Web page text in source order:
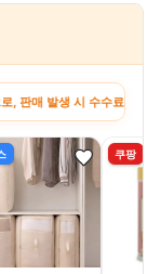
수수료를 제공받습
쿠팡